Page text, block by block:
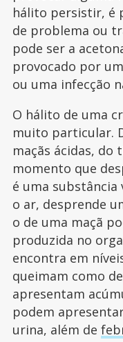
hálito persistir, é
de problema ou
pode ser a
provocado por
ou uma infecção
O hálito de uma
muito particular.
maçãs ácidas, do
momento que
é uma
o ar, desprende
o de uma maçã
produzida no
encontra em
queimam como
apresentam
podem
urina, além de